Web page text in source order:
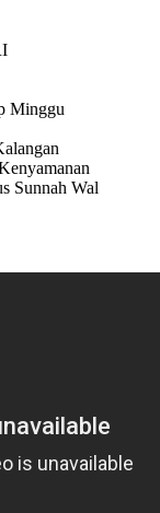
Minggu
Sunnah Wal